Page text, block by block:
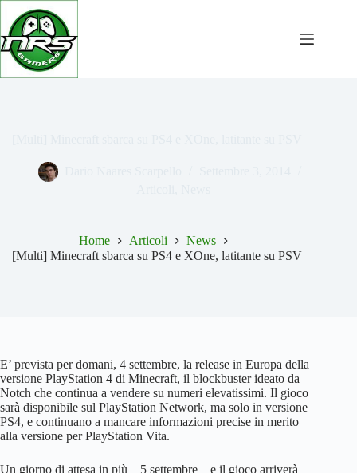
Salta
contenuto
Home Articoli
News
[Multi] Minecraft sbarca su PS4 e XOne, latitante su PSV
E’ prevista per domani, 4 settembre, la release in Europa della
versione PlayStation 4 di Minecraft, il blockbuster ideato da
Notch che continua a vendere su numeri elevatissimi. Il gioco
sarà disponibile sul PlayStation Network, ma solo in versione
PS4, e continuano a mancare informazioni precise in merito
alla versione per PlayStation Vita.
Un giorno di attesa in più – 5 settembre – e il gioco arriverà